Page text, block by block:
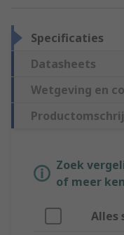
Specificaties
Datasheets
Wetgeving en
Zoek
of meer
Alles